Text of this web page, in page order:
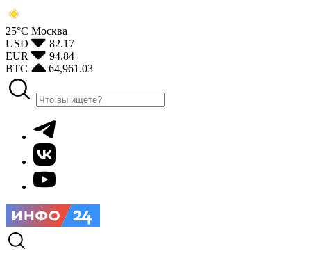
25°С Москва
USD
82.17
EUR
94.84
BTC
64,961.03